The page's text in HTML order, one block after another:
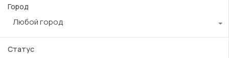
Город
Любой город
Статус